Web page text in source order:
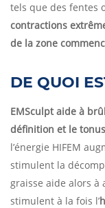
tels que des fentes
contractions
de la zone
DE QUOI
EMSculpt aide à
définition et le
l’énergie HIFEM
stimulent la
graisse aide alors
stimulent à la fois l’